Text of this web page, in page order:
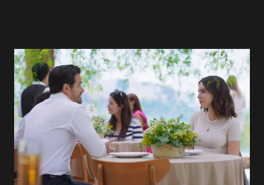
permanecer virgem até encontrar o homem que realmente
ama, o que não é fácil, já que dedica todas as suas energias a
se aprimorar, trabalhando, estudando e se orgulhando de
ser a primeira mulher da família a ingressar na
universidade. Ela tem uma personalidade muito alegre, é
muito madura para a idade, determinada, criativa e
empática. Detesta injustiças e é uma ótima amiga. Pode ser
teimosa e muito persistente quando decide fazer algo.